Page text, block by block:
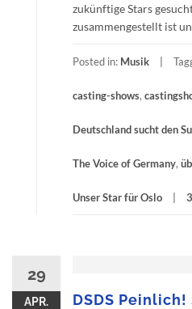
zukünftige Stars
zusammengestellt ist
Posted in: Musik
casting-shows,
Deutschland sucht den
The Voice of Germany,
Unser Star für Oslo
29
APR.
DSDS